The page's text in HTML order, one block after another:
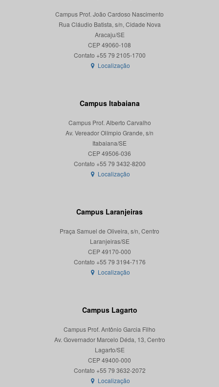
Campus Prof. João Cardoso Nascimento
Rua Cláudio Batista, s/n, Cidade Nova
Aracaju/SE
CEP 49060-108
Localização
Campus Itabaiana
Campus Prof. Alberto Carvalho
Av. Vereador Olímpio Grande, s/n
Itabaiana/SE
CEP 49506-036
Localização
Campus Laranjeiras
Praça Samuel de Oliveira, s/n, Centro
Laranjeiras/SE
CEP 49170-000
Localização
Campus Lagarto
Campus Prof. Antônio Garcia Filho
Av. Governador Marcelo Déda, 13, Centro
Lagarto/SE
CEP 49400-000
Localização